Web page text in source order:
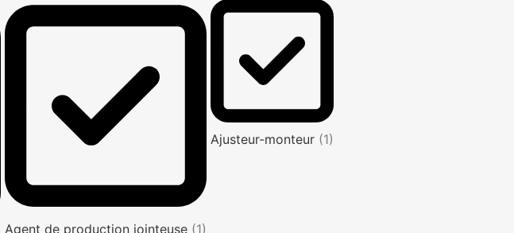
Agent de production jointeuse (1)
Ajusteur-monteur (1)